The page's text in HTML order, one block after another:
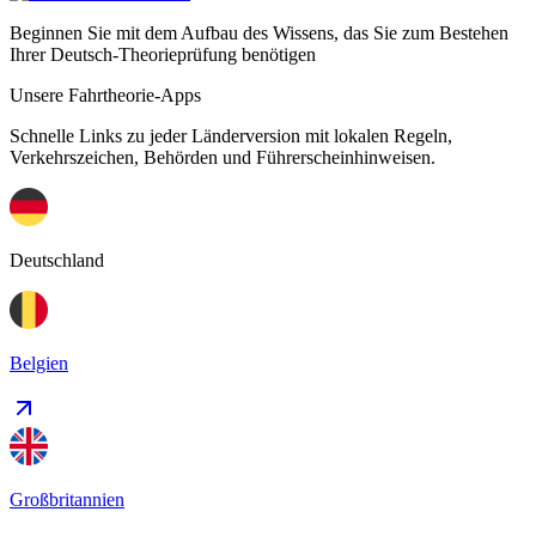
Beginnen Sie mit dem Aufbau des Wissens, das Sie zum Bestehen
Ihrer Deutsch-Theorieprüfung benötigen
Unsere Fahrtheorie-Apps
Schnelle Links zu jeder Länderversion mit lokalen Regeln,
Verkehrszeichen, Behörden und Führerscheinhinweisen.
Deutschland
Belgien
Großbritannien